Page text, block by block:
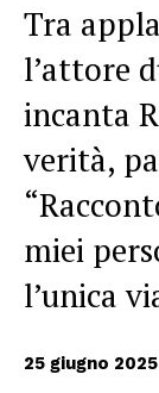
Tra
l’attore
incanta
verità,
miei
l’unica
25 giugno 2025